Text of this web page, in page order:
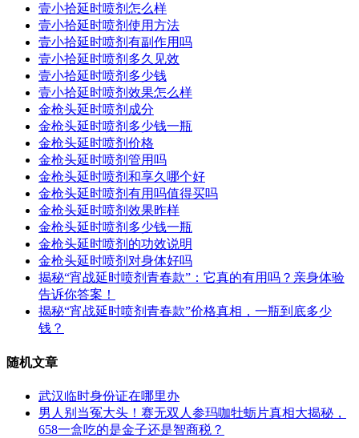
壹小拾延时喷剂怎么样
壹小拾延时喷剂使用方法
壹小拾延时喷剂有副作用吗
壹小拾延时喷剂多久见效
壹小拾延时喷剂多少钱
壹小拾延时喷剂效果怎么样
金枪头延时喷剂成分
金枪头延时喷剂多少钱一瓶
金枪头延时喷剂价格
金枪头延时喷剂管用吗
金枪头延时喷剂和享久哪个好
金枪头延时喷剂有用吗值得买吗
金枪头延时喷剂效果昨样
金枪头延时喷剂多少钱一瓶
金枪头延时喷剂的功效说明
金枪头延时喷剂对身体好吗
揭秘“宵战延时喷剂青春款”：它真的有用吗？亲身体验
告诉你答案！
揭秘“宵战延时喷剂青春款”价格真相，一瓶到底多少
钱？
随机文章
武汉临时身份证在哪里办
男人别当冤大头！赛无双人参玛咖牡蛎片真相大揭秘，
658一盒吃的是金子还是智商税？